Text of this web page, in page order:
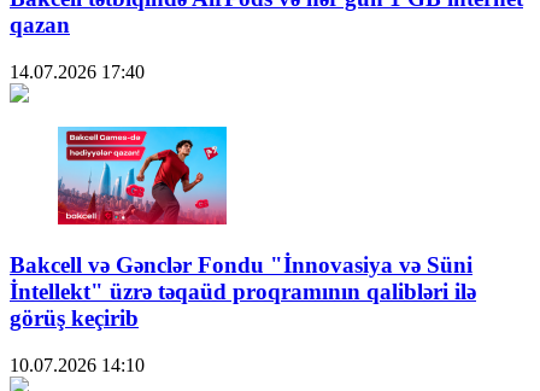
qazan
14.07.2026 17:40
Bakcell və Gənclər Fondu "İnnovasiya və Süni
İntellekt" üzrə təqaüd proqramının qalibləri ilə
görüş keçirib
10.07.2026 14:10